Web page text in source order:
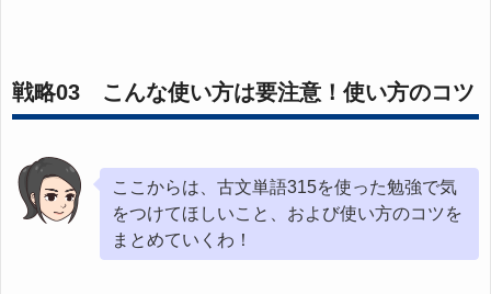
戦略03 こんな使い方は要注意！使い方のコツ
ここからは、古文単語315を使った勉強で気
をつけてほしいこと、および使い方のコツを
まとめていくわ！